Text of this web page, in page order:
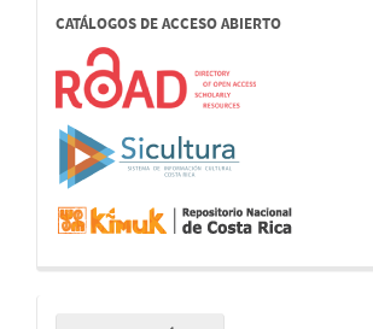
CATÁLOGOS DE ACCESO ABIERTO
Enviar